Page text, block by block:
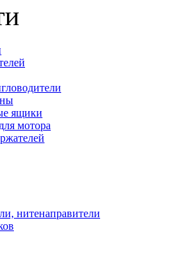
ящики
мотора
нитенаправители